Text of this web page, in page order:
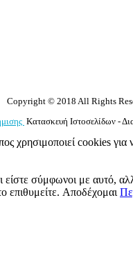
Copyright © 2018 All Rights
Κατασκευή Ιστοσελίδων -
χρησιμοποιεί cookies για
είστε σύμφωνοι με αυτό,
επιθυμείτε. Αποδέχομαι